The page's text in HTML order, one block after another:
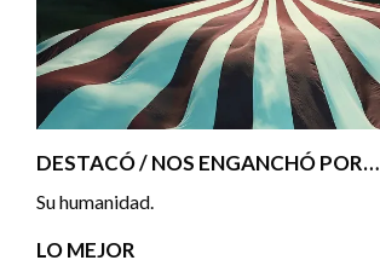
DESTACÓ / NOS ENGANCHÓ POR…
Su humanidad.
LO MEJOR